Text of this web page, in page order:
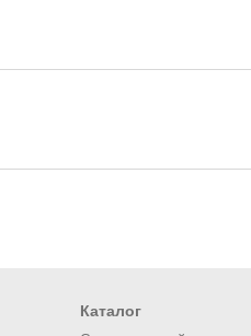
Каталог